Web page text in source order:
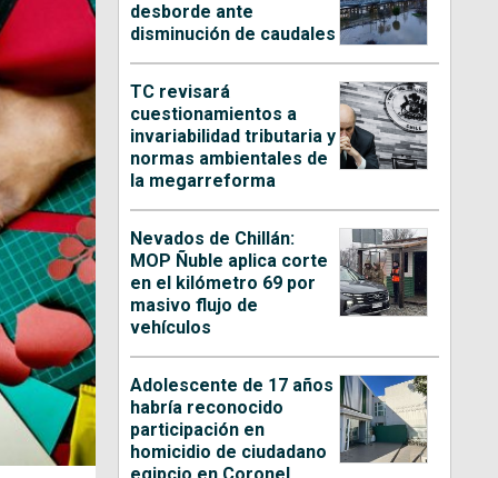
desborde ante
disminución de caudales
TC revisará
cuestionamientos a
invariabilidad tributaria y
normas ambientales de
la megarreforma
Nevados de Chillán:
MOP Ñuble aplica corte
en el kilómetro 69 por
masivo flujo de
vehículos
Adolescente de 17 años
habría reconocido
participación en
homicidio de ciudadano